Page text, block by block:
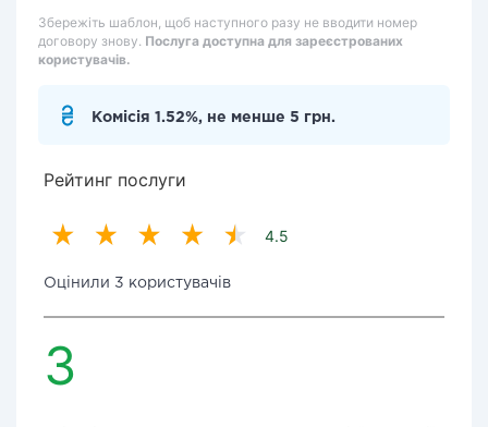
Збережіть шаблон, щоб наступного разу не вводити номер
договору знову. Послуга доступна для зареєстрованих
користувачів.
Комісія 1.52%, не менше 5 грн.
Рейтинг послуги
4.5
Оцінили 3 користувачів
3